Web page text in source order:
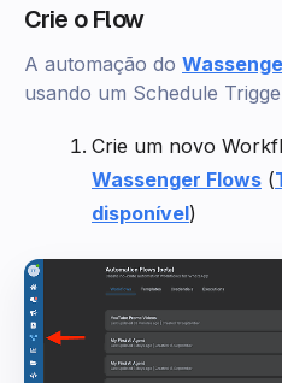
Crie o Flow
A automação do
usando um Schedule
Crie um novo
Wassenger Flows (
disponível)